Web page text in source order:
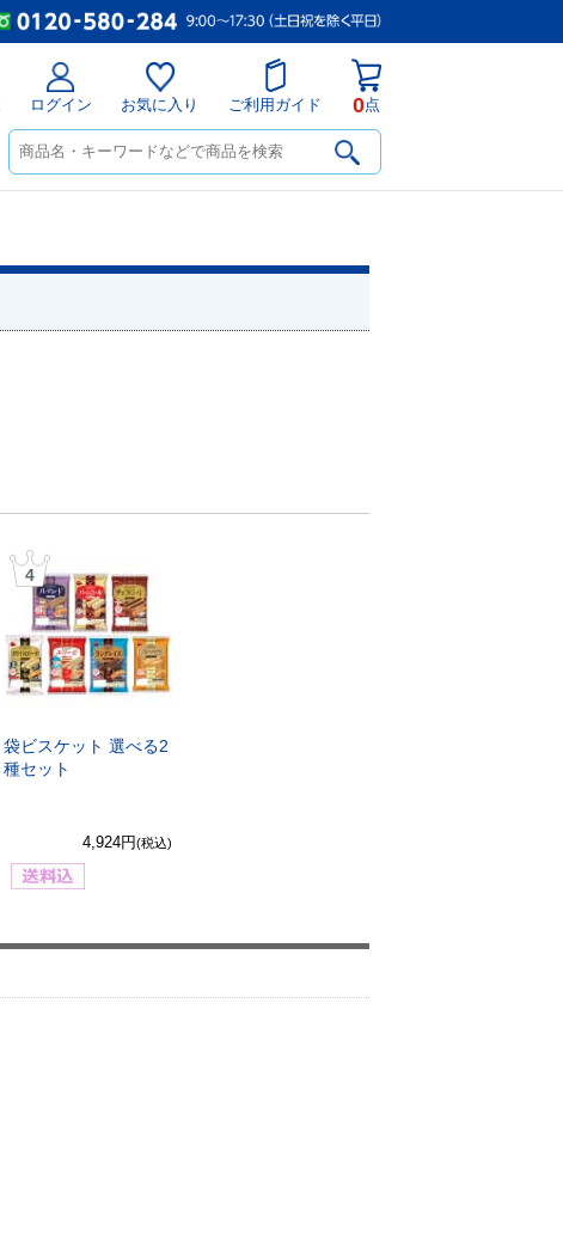
ログイン お気に入り ご利用ガイド 0点
4
袋ビスケット 選べる2
種セット
4,924円(税込)